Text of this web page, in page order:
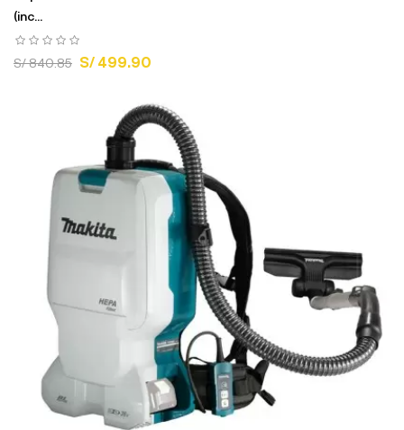
(inc...
S/ 840.85 S/ 499.90